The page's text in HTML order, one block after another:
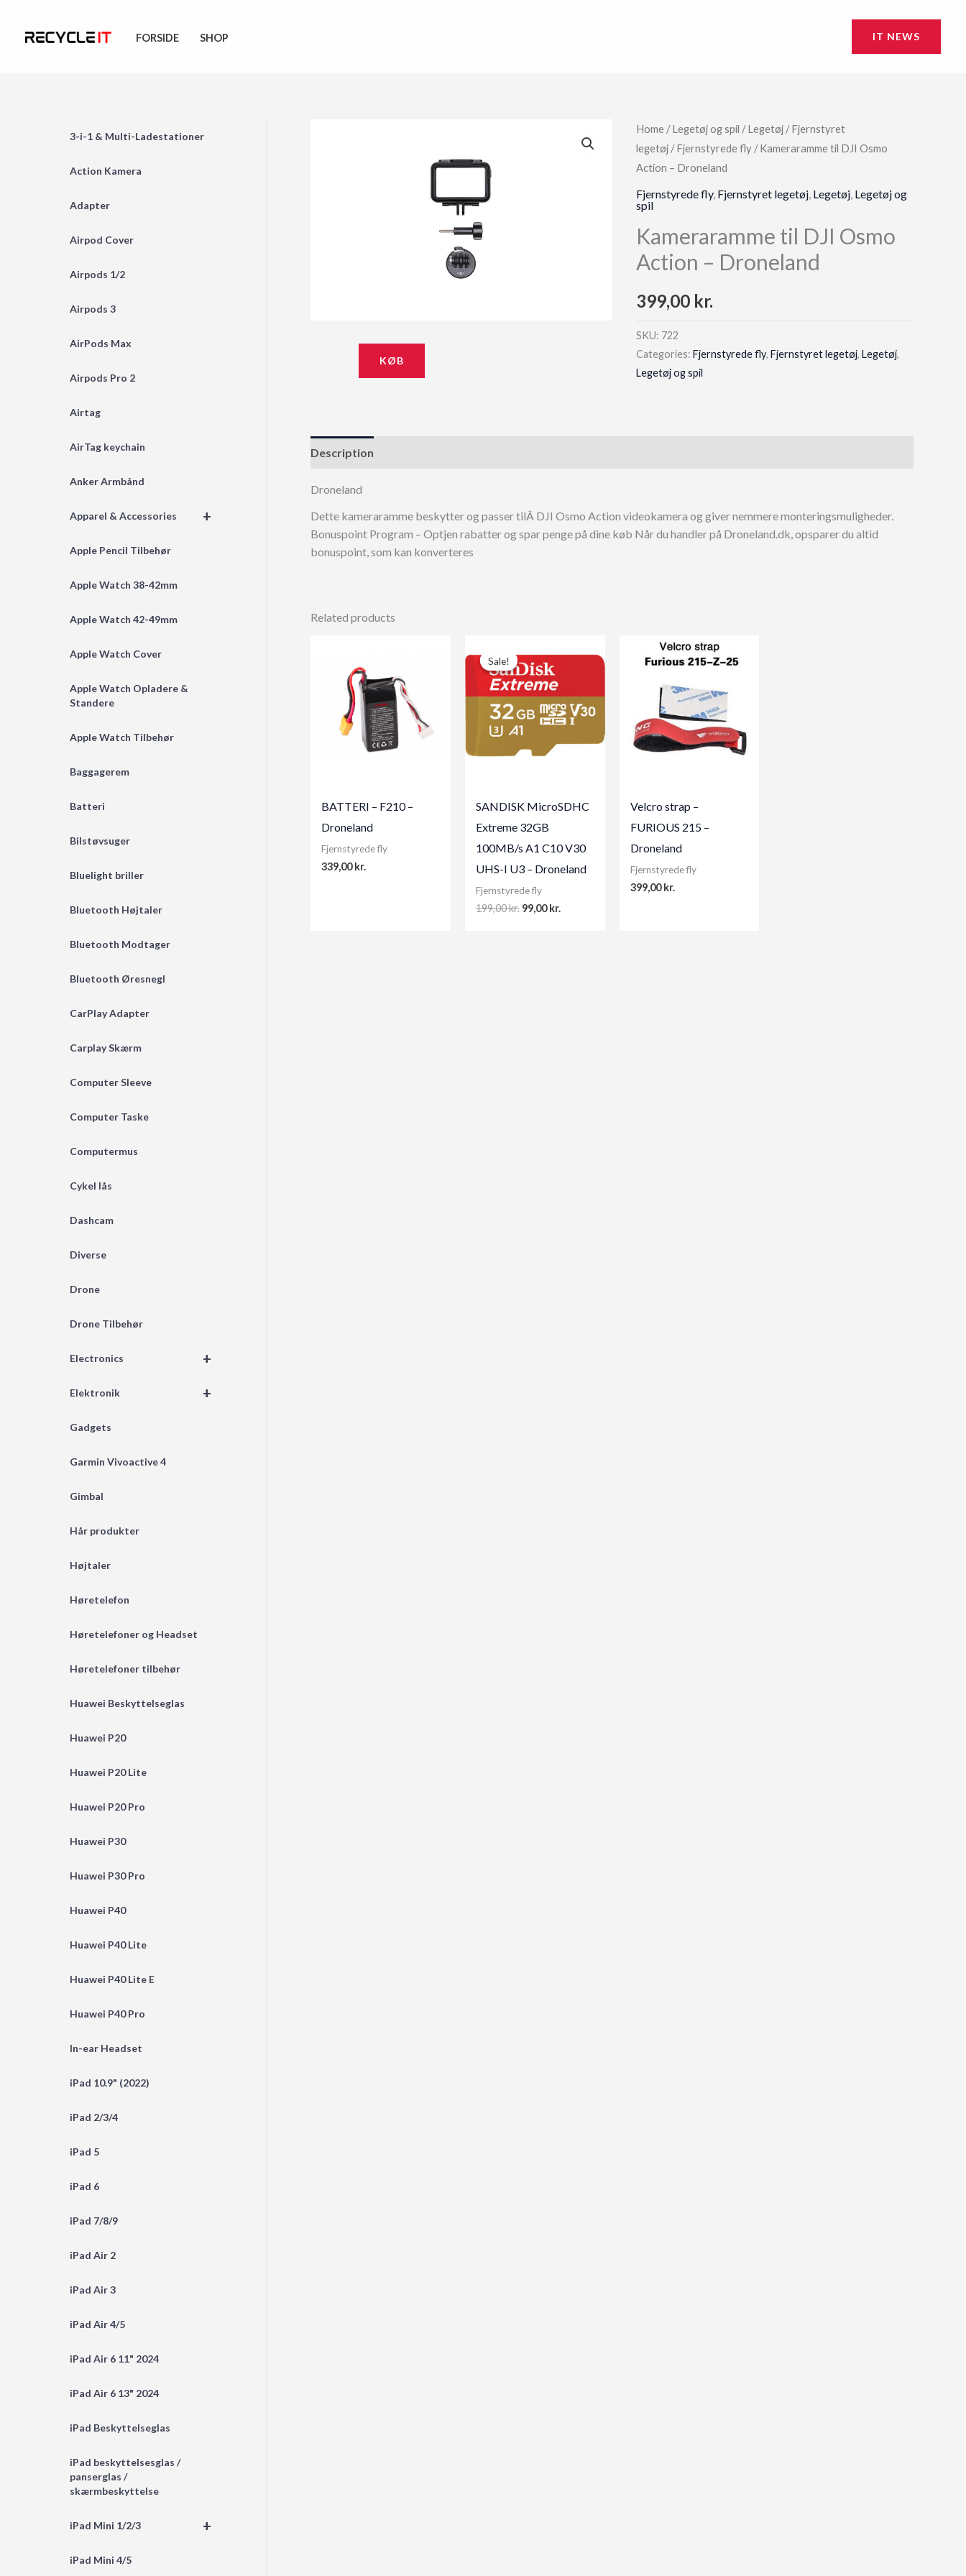
FORSIDE SHOP IT NEWS
3-i-1 & Multi-Ladestationer
Action Kamera
Adapter
Airpod Cover
Airpods 1/2
Airpods 3
AirPods Max
Airpods Pro 2
Airtag
AirTag keychain
Anker Armbånd
+
Apparel & Accessories
Apple Pencil Tilbehør
Apple Watch 38-42mm
Apple Watch 42-49mm
Apple Watch Cover
Apple Watch Opladere &
Standere
Apple Watch Tilbehør
Baggagerem
Batteri
Bilstøvsuger
Bluelight briller
Bluetooth Højtaler
Bluetooth Modtager
Bluetooth Øresnegl
CarPlay Adapter
Carplay Skærm
Computer Sleeve
Computer Taske
Computermus
Cykel lås
Dashcam
Diverse
Drone
Drone Tilbehør
+
Electronics
+
Elektronik
Gadgets
Garmin Vivoactive 4
Gimbal
Hår produkter
Højtaler
Høretelefon
Høretelefoner og Headset
Høretelefoner tilbehør
Huawei Beskyttelseglas
Huawei P20
Huawei P20 Lite
Huawei P20 Pro
Huawei P30
Huawei P30 Pro
Huawei P40
Huawei P40 Lite
Huawei P40 Lite E
Huawei P40 Pro
In-ear Headset
iPad 10.9" (2022)
iPad 2/3/4
iPad 5
iPad 6
iPad 7/8/9
iPad Air 2
iPad Air 3
iPad Air 4/5
iPad Air 6 11" 2024
iPad Air 6 13" 2024
iPad Beskyttelseglas
iPad beskyttelsesglas /
panserglas /
skærmbeskyttelse
+
iPad Mini 1/2/3
iPad Mini 4/5
Home /Legetøj og spil /Legetøj /Fjernstyret
legetøj /Fjernstyrede fly / Kameraramme til DJI Osmo
Action – Droneland
Fjernstyrede fly, Fjernstyret legetøj Legetøj Legetøj og
spil
Kameraramme til DJI Osmo
Action – Droneland
399,00 kr.
SKU: 722
Categories:Fjernstyrede fly,Fjernstyret legetøj,Legetøj,
Legetøj og spil
KØB
Description
Droneland
Dette kameraramme beskytter og passer tilÂ DJI Osmo Action videokamera og giver nemmere monteringsmuligheder.
Bonuspoint Program – Optjen rabatter og spar penge på dine køb Når du handler på Droneland.dk, opsparer du altid
bonuspoint, som kan konverteres
Related products
BATTERI – F210 –
Droneland
Fjernstyrede fly
339,00kr.
Sale!
Sale!
SANDISK MicroSDHC
Extreme 32GB
100MB/s A1 C10 V30
UHS-I U3 – Droneland
Fjernstyrede fly
199,00kr. Original
99,00kr.
Velcro strap –
FURIOUS 215 –
Droneland
Fjernstyrede fly
399,00kr.